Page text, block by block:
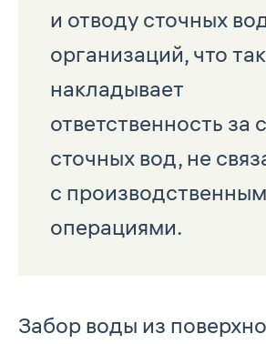
и отводу сточных
организаций, что
накладывает
ответственность за
сточных вод, не
с
операциями.
Забор воды из